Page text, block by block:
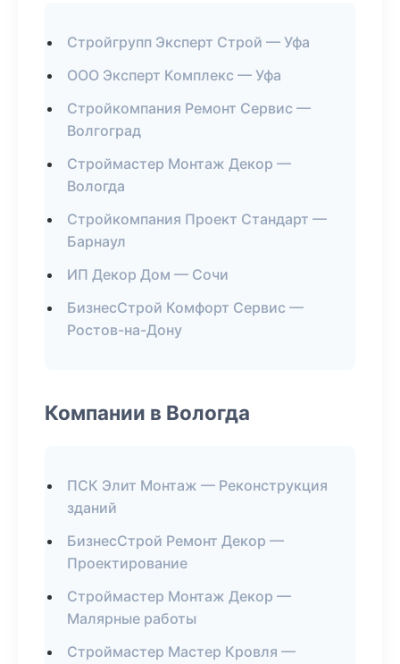
Стройгрупп Эксперт Строй — Уфа
ООО Эксперт Комплекс — Уфа
Стройкомпания Ремонт Сервис —
Волгоград
Строймастер Монтаж Декор —
Вологда
Стройкомпания Проект Стандарт —
Барнаул
ИП Декор Дом — Сочи
БизнесСтрой Комфорт Сервис —
Ростов-на-Дону
Компании в Вологда
ПСК Элит Монтаж — Реконструкция
зданий
БизнесСтрой Ремонт Декор —
Проектирование
Строймастер Монтаж Декор —
Малярные работы
Строймастер Мастер Кровля —